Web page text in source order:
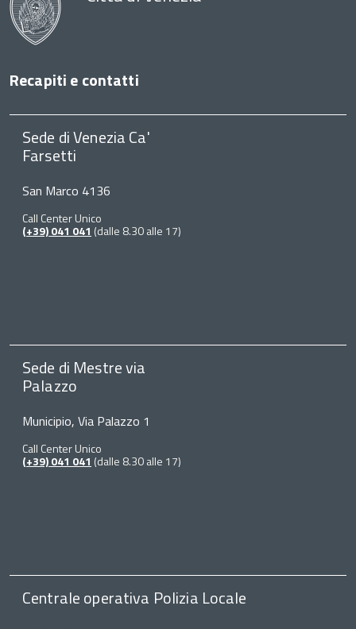
Recapiti e contatti
Sede di Venezia Ca'
Farsetti
San Marco 4136
Call Center Unico
(+39) 041 041 (dalle 8.30 alle 17)
Sede di Mestre via
Palazzo
Municipio, Via Palazzo 1
Call Center Unico
(+39) 041 041 (dalle 8.30 alle 17)
Centrale operativa Polizia Locale